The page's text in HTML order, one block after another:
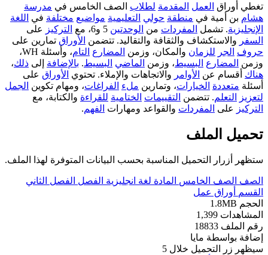
تغطي أوراق العمل المقدمة لطلابالصف الخامس في مدرسة
هشامبن أمية في منطقة حولي التعليمية مواضيع مختلفةفي اللغة
الإنجليزية. تشمل المفرداتمن الوحدتين5 و6، مع التركيز على
السفر والاستكشاف والثقافة والتقاليد. تتضمن الأوراقتمارين على
حروف
الجر للزمانوالمكان، وزمن المضارع التام
، وأسئلة WH،
وزمن المضارع البسيط، وزمن الماضي البسيط. بالإضافةإلى ذلك،
هناكأقسام عن الأوامر والاتجاهات والإملاء. تحتوي الأوراقعلى
أسئلة متعددة الخيارات، وتمارين ملء الفراغات، ومهام تكوين الجمل
لتعزيز
التعلم. تتضمن التقييمات الختامية للقراءةوالكتابة، مع
التركيز على المفرداتوالقواعد ومهارات الفهم.
تحميل الملف
ستظهر أزرار التحميل المناسبة بحسب البيانات المتوفرة لهذا الملف.
الصف الصف الخامس المادة لغة انجليزية الفصل
الفصل الثاني
القسم
أوراق عمل
الحجم 1.8MB
المشاهدات 1,399
رقم الملف 18833
إضافة بواسطة مايا
سيظهر زر التحميل خلال 5